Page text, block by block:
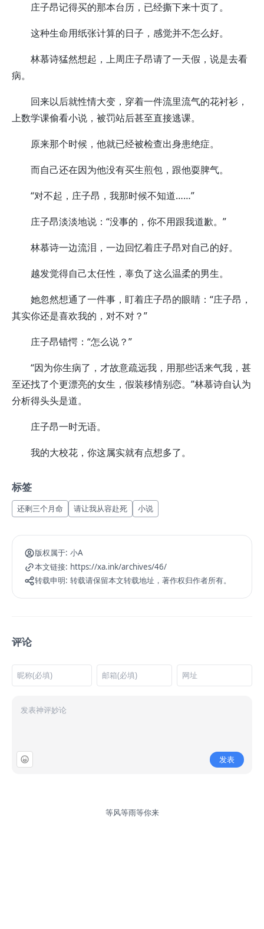
庄子昂记得买的那本台历，已经撕下来十页了。
这种生命用纸张计算的日子，感觉并不怎么好。
林慕诗猛然想起，上周庄子昂请了一天假，说是去看
病。
回来以后就性情大变，穿着一件流里流气的花衬衫，
上数学课偷看小说，被罚站后甚至直接逃课。
原来那个时候，他就已经被检查出身患绝症。
而自己还在因为他没有买生煎包，跟他耍脾气。
“对不起，庄子昂，我那时候不知道……”
庄子昂淡淡地说：“没事的，你不用跟我道歉。”
林慕诗一边流泪，一边回忆着庄子昂对自己的好。
越发觉得自己太任性，辜负了这么温柔的男生。
她忽然想通了一件事，盯着庄子昂的眼睛：“庄子昂，
其实你还是喜欢我的，对不对？”
庄子昂错愕：“怎么说？”
“因为你生病了，才故意疏远我，用那些话来气我，甚
至还找了个更漂亮的女生，假装移情别恋。”林慕诗自认为
分析得头头是道。
庄子昂一时无语。
我的大校花，你这属实就有点想多了。
标签
还剩三个月命 请让我从容赴死 小说
版权属于: 小A
本文链接: https://xa.ink/archives/46/
转载申明: 转载请保留本文转载地址，著作权归作者所有。
评论
发表
等风等雨等你来